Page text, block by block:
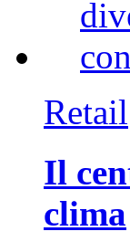
Retail
Il
clima